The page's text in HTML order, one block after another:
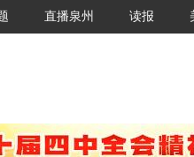
直播泉州 读报